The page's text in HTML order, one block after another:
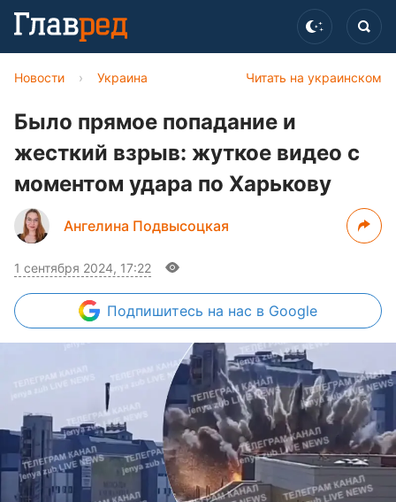
Читать на украинском
Новости › Украина
Было прямое попадание и
жесткий взрыв: жуткое видео с
моментом удара по Харькову
Ангелина Подвысоцкая
1 сентября 2024, 17:22
Подпишитесь на нас в Google